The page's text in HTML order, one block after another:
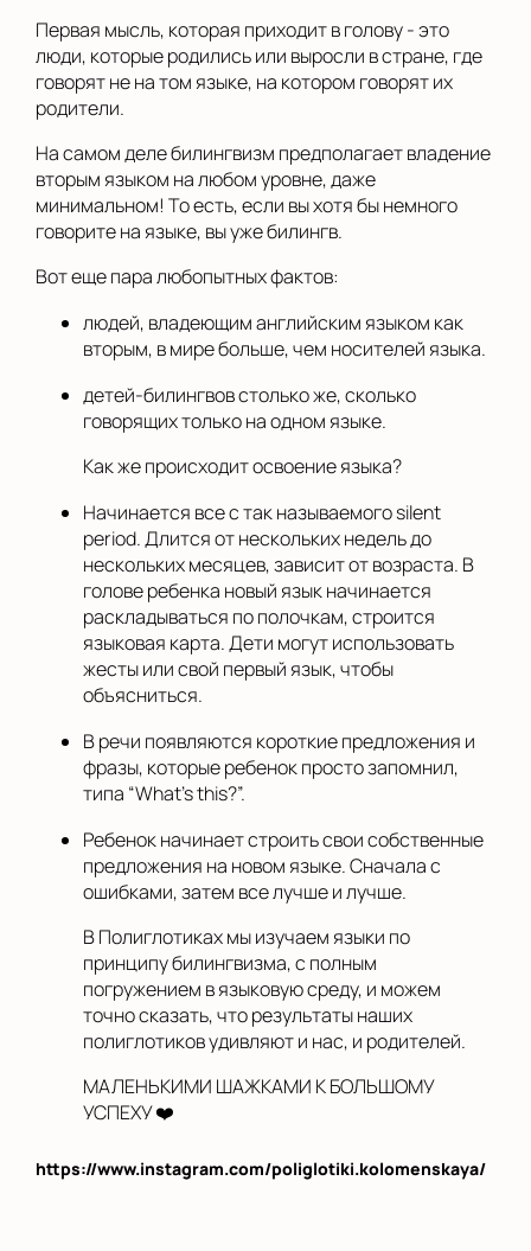
Первая мысль, которая приходит в голову - это
люди, которые родились или выросли в стране, где
говорят не на том языке, на котором говорят их
родители.
На самом деле билингвизм предполагает владение
вторым языком на любом уровне, даже
минимальном! То есть, если вы хотя бы немного
говорите на языке, вы уже билингв.
Вот еще пара любопытных фактов:
людей, владеющим английским языком как
вторым, в мире больше, чем носителей языка.
детей-билингвов столько же, сколько
говорящих только на одном языке.
Как же происходит освоение языка?
Начинается все с так называемого silent
period. Длится от нескольких недель до
нескольких месяцев, зависит от возраста. В
голове ребенка новый язык начинается
раскладываться по полочкам, строится
языковая карта. Дети могут использовать
жесты или свой первый язык, чтобы
объясниться.
В речи появляются короткие предложения и
фразы, которые ребенок просто запомнил,
типа “What’s this?”.
Ребенок начинает строить свои собственные
предложения на новом языке. Сначала с
ошибками, затем все лучше и лучше.
В Полиглотиках мы изучаем языки по
принципу билингвизма, с полным
погружением в языковую среду, и можем
точно сказать, что результаты наших
полиглотиков удивляют и нас, и родителей.
МАЛЕНЬКИМИ ШАЖКАМИ К БОЛЬШОМУ
УСПЕХУ ❤️
https://www.instagram.com/poliglotiki.kolomenskaya/